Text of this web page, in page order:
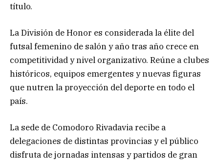
título.
La División de Honor es considerada la élite del
futsal femenino de salón y año tras año crece en
competitividad y nivel organizativo. Reúne a clubes
históricos, equipos emergentes y nuevas figuras
que nutren la proyección del deporte en todo el
país.
La sede de Comodoro Rivadavia recibe a
delegaciones de distintas provincias y el público
disfruta de jornadas intensas y partidos de gran